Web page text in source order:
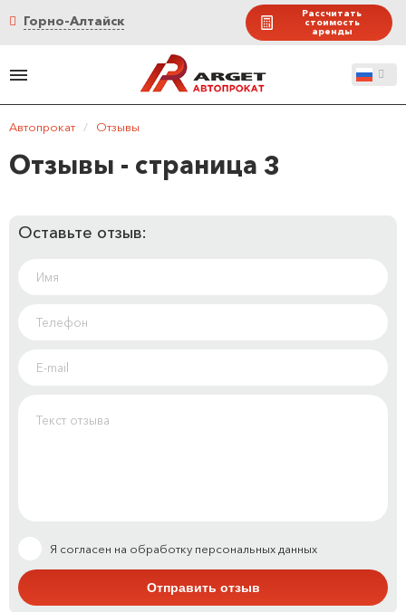
Горно-Алтайск Рассчитать
стоимость
аренды
Автопрокат / Отзывы
Отзывы - страница 3
Оставьте отзыв:
Я согласен на обработку персональных данных